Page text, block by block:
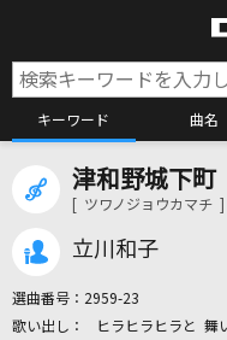
キーワード 曲名
津和野城下町
[ ツワノジョウカマチ ]
立川和子
選曲番号： 2959-23
ヒラヒラヒラと 舞